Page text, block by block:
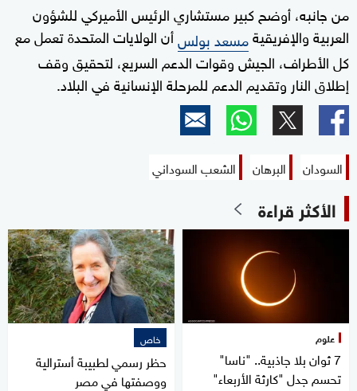
من جانبه، أوضح كبير مستشاري الرئيس الأميركي للشؤون
العربية والإفريقيةمسعد بولسأن الولايات المتحدة تعمل مع
كل الأطراف، الجيش وقوات الدعم السريع، لتحقيق وقف
إطلاق النار وتقديم الدعم للمرحلة الإنسانية في البلاد.
السودان البرهان الشعب السوداني
الأكثر قراءة
علوم
7 ثوان بلا جاذبية.. "ناسا"
تحسم جدل "كارثة الأربعاء"
خاص
حظر رسمي لطبيبة أسترالية
ووصفتها في مصر